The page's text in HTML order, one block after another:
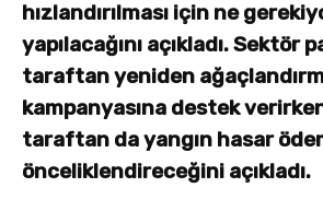
hızlandırılması için ne
yapılacağını açıkladı. Sektör
taraftan yeniden
kampanyasına destek
taraftan da yangın hasar
önceliklendireceğini açıkladı.